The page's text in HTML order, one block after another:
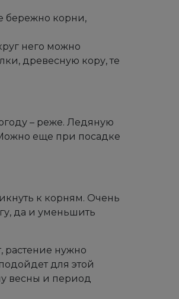
бережно корни,
него можно
древесную кору, те
– реже. Ледяную
еще при посадке
к корням. Очень
да и уменьшить
растение нужно
для этой
весны и период